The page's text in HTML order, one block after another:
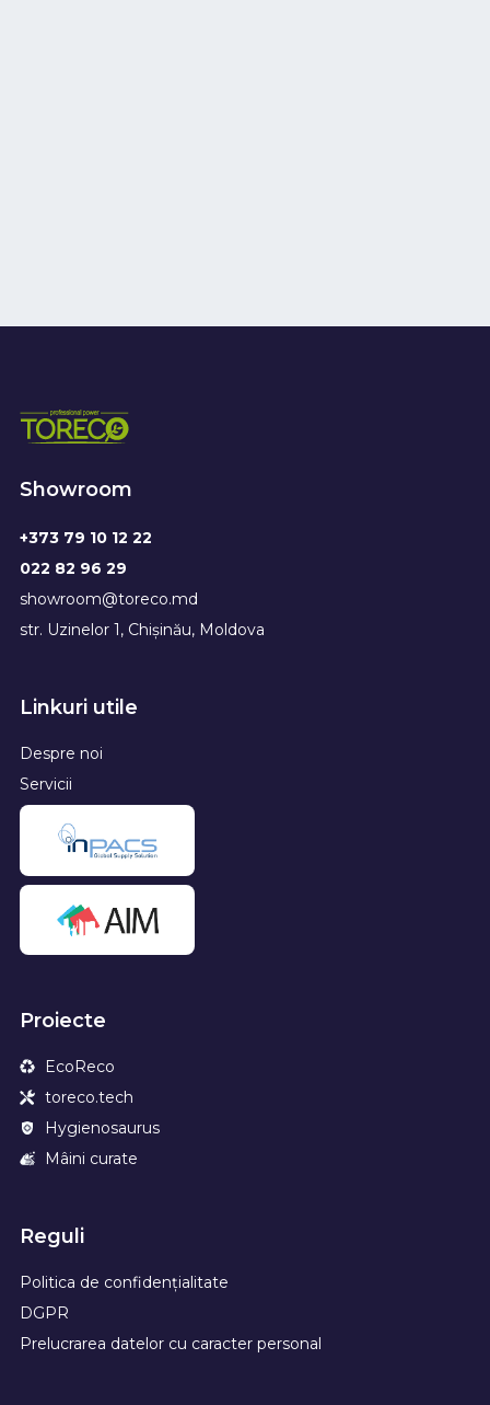
Showroom
+373 79 10 12 22
022 82 96 29
showroom@toreco.md
str. Uzinelor 1, Chișinău, Moldova
Linkuri utile
Despre noi
Servicii
Proiecte
EcoReco
toreco.tech
Hygienosaurus
Mâini curate
Reguli
Politica de confidențialitate
DGPR
Prelucrarea datelor cu caracter personal